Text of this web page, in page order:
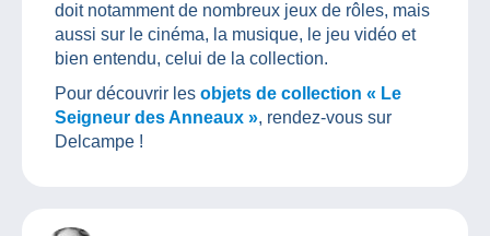
doit notamment de nombreux jeux de rôles, mais
aussi sur le cinéma, la musique, le jeu vidéo et
bien entendu, celui de la collection.
Pour découvrir les objets de collection « Le
Seigneur des Anneaux », rendez-vous sur
Delcampe !